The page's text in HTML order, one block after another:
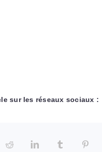
sur les réseaux sociaux :